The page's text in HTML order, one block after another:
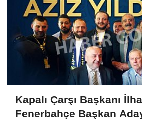
Kapalı Çarşı Başkanı
Fenerbahçe Başkan